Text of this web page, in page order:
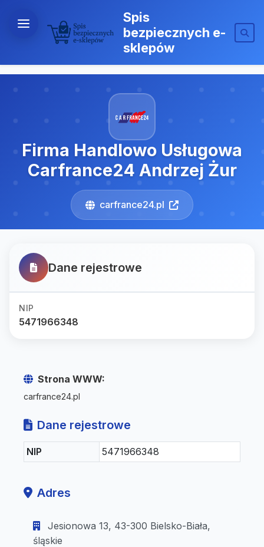
Spis
bezpiecznych e-
sklepów
Firma Handlowo Usługowa
Carfrance24 Andrzej Żur
carfrance24.pl
Dane rejestrowe
NIP
5471966348
Strona WWW:
carfrance24.pl
Dane rejestrowe
NIP 5471966348
Adres
Jesionowa 13, 43-300 Bielsko-Biała,
śląskie